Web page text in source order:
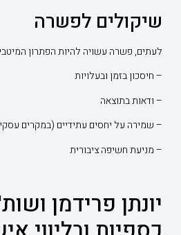
שיקולים לפשרה
לעתים, פשרה עשויה להיות הפתרון
– חיסכון בזמן ובעלויות
– ודאות בתוצאה
– שמירה על יחסים עתידיים (במקרים
– מניעת חשיפה ציבורית
יונתן פרידמן